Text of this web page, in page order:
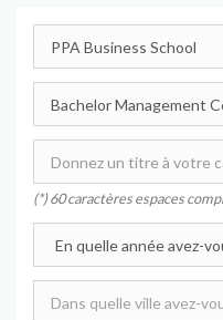
(*) 60 caractères espaces